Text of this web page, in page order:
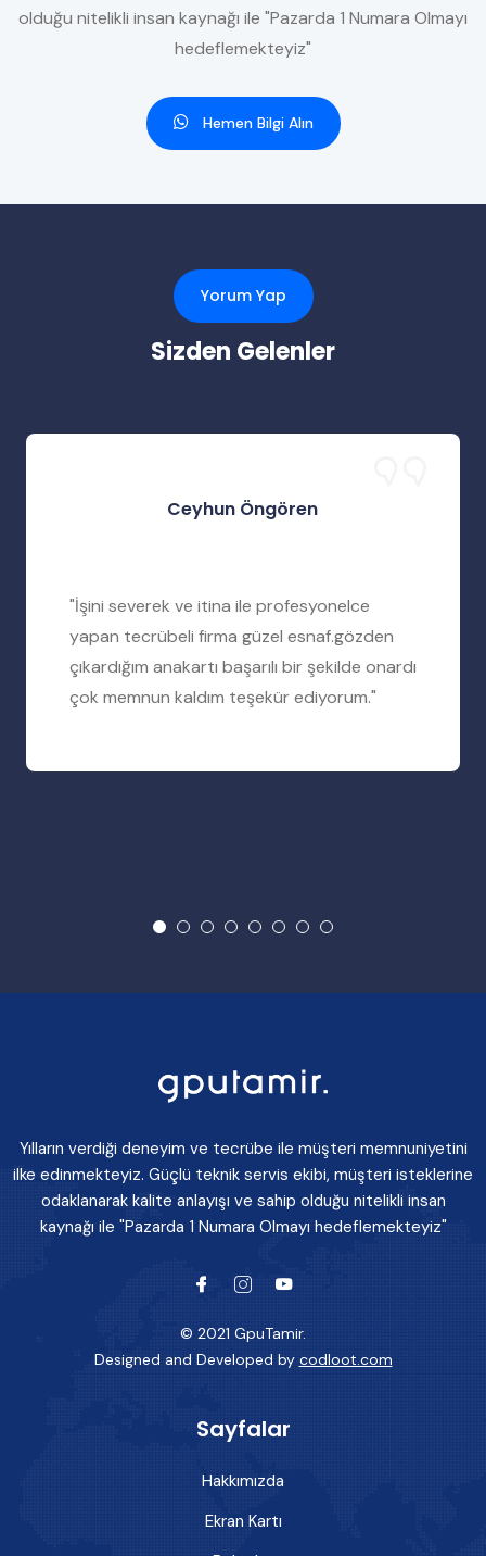
olduğu nitelikli insan kaynağı ile "Pazarda 1 Numara Olmayı
hedeflemekteyiz"
Hemen Bilgi Alın
Yorum Yap
Sizden Gelenler
Ceyhun Öngören
"İşini severek ve itina ile profesyonelce
yapan tecrübeli firma güzel esnaf.gözden
çıkardığım anakartı başarılı bir şekilde onardı
çok memnun kaldım teşekür ediyorum."
Yılların verdiği deneyim ve tecrübe ile müşteri memnuniyetini
ilke edinmekteyiz. Güçlü teknik servis ekibi, müşteri isteklerine
odaklanarak kalite anlayışı ve sahip olduğu nitelikli insan
kaynağı ile "Pazarda 1 Numara Olmayı hedeflemekteyiz"
© 2021 GpuTamir.
Designed and Developed by codloot.com
Sayfalar
Hakkımızda
Ekran Kartı